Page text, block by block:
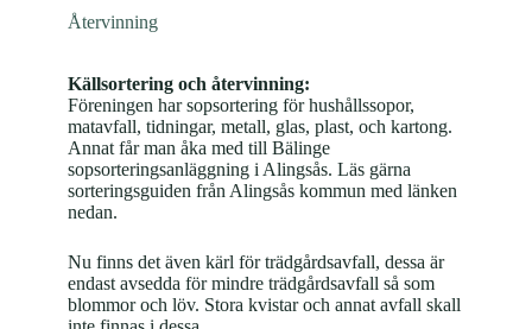
Återvinning
Källsortering och återvinning:
Föreningen har sopsortering för hushållssopor,
matavfall, tidningar, metall, glas, plast, och kartong.
Annat får man åka med till Bälinge
sopsorteringsanläggning i Alingsås. Läs gärna
sorteringsguiden från Alingsås kommun med länken
nedan.
Nu finns det även kärl för trädgårdsavfall, dessa är
endast avsedda för mindre trädgårdsavfall så som
blommor och löv. Stora kvistar och annat avfall skall